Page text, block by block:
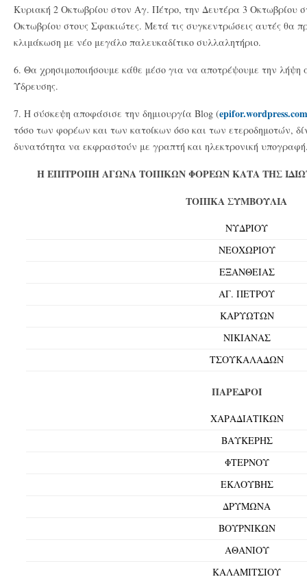
Κυριακή 2 Οκτωβρίου στον Αγ. Πέτρο, την Δευτέρα 3 Οκτωβρίου
Οκτωβρίου στους Σφακιώτες. Μετά τις συγκεντρώσεις αυτές θα
κλιμάκωση με νέο μεγάλο παλευκαδίτικο συλλαλητήριο.
6. Θα χρησιμοποιήσουμε κάθε μέσο για να αποτρέψουμε την
Ύδρευσης.
7. Η σύσκεψη αποφάσισε την δημιουργία Blog (epifor.wordpress.com
τόσο των φορέων και των κατοίκων όσο και των ετεροδημοτών,
δυνατότητα να εκφραστούν με γραπτή και ηλεκτρονική
Η ΕΠΙΤΡΟΠΗ ΑΓΩΝΑ ΤΟΠΙΚΩΝ ΦΟΡΕΩΝ ΚΑΤΑ ΤΗΣ
ΤΟΠΙΚΑ ΣΥΜΒΟΥΛΙΑ
ΝΥΔΡΙΟΥ
ΝΕΟΧΩΡΙΟΥ
ΕΞΑΝΘΕΙΑΣ
ΑΓ. ΠΕΤΡΟΥ
ΚΑΡΥΩΤΩΝ
ΝΙΚΙΑΝΑΣ
ΤΣΟΥΚΑΛΑΔΩΝ
ΠΑΡΕΔΡΟΙ
ΧΑΡΑΔΙΑΤΙΚΩΝ
ΒΑΥΚΕΡΗΣ
ΦΤΕΡΝΟΥ
ΕΚΛΟΥΒΗΣ
ΔΡΥΜΩΝΑ
ΒΟΥΡΝΙΚΩΝ
ΑΘΑΝΙΟΥ
ΚΑΛΑΜΙΤΣΙΟΥ